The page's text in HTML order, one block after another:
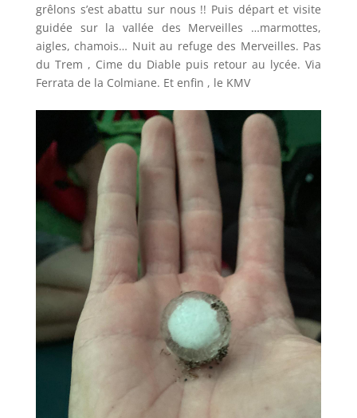
grêlons s’est abattu sur nous !! Puis départ et visite
guidée sur la vallée des Merveilles …marmottes,
aigles, chamois… Nuit au refuge des Merveilles. Pas
du Trem , Cime du Diable puis retour au lycée.Via
Ferrata de la Colmiane. Et enfin , le KMV